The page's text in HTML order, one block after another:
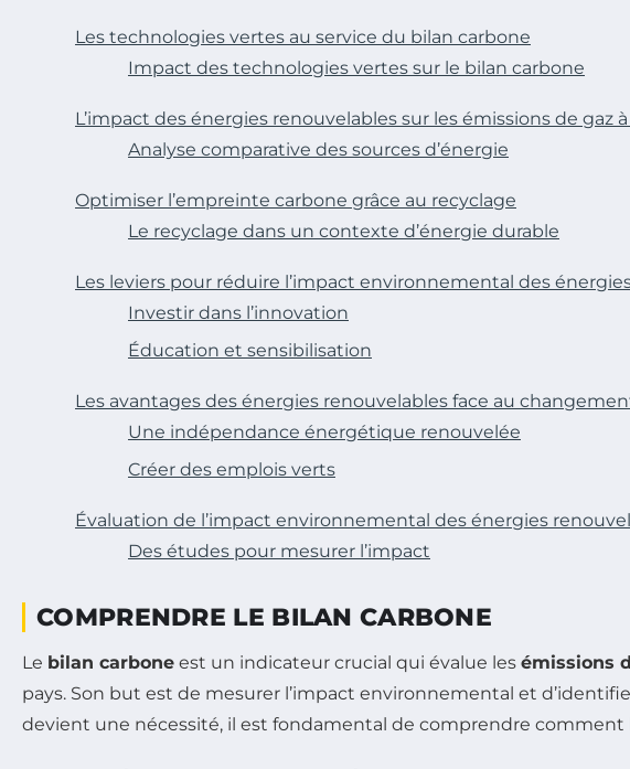
Les technologies vertes au service du bilan carbone
Impact des technologies vertes sur le bilan carbone
L’impact des énergies renouvelables sur les émissions de gaz
Analyse comparative des sources d’énergie
Optimiser l’empreinte carbone grâce au recyclage
Le recyclage dans un contexte d’énergie durable
Les leviers pour réduire l’impact environnemental des
Investir dans l’innovation
Éducation et sensibilisation
Les avantages des énergies renouvelables face au
Une indépendance énergétique renouvelée
Créer des emplois verts
Évaluation de l’impact environnemental des énergies
Des études pour mesurer l’impact
COMPRENDRE LE BILAN CARBONE
Le bilan carbone est un indicateur crucial qui évalue les émissions
pays. Son but est de mesurer l’impact environnemental et
devient une nécessité, il est fondamental de comprendre